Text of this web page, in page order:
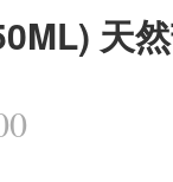
天